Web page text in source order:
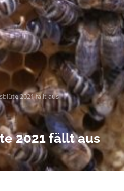
2021 fällt aus
2021 fällt aus